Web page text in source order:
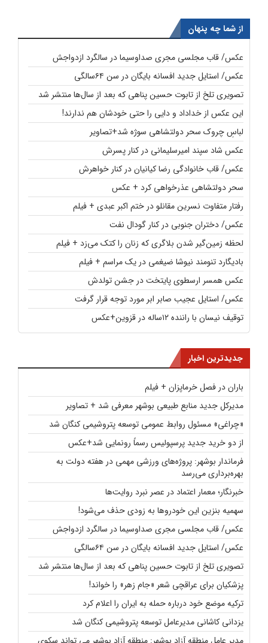
از شما چه پنهان
عکس/ قاب مجلسی مجری صداوسیما در سالگرد ازدواجش
عکس/ استایل جدید افسانه بایگان در سن ۶۴سالگی
تصویری تلخ از تابوت حسین پناهی که بعد از سال‌ها منتشر شد
این عکس از خداداد و دایی را حتی خودشان هم ندارند!
لباسِ چروک سحر دولتشاهی سوژه شد+تصاویر
عکس شاد سپند امیرسلیمانی در کنار پسرش
عکس/ قاب خانوادگی رضا کیانیان در کنار خواهرش
سحر دولتشاهی عذرخواهی کرد + عکس
رفتار متفاوت نسرین مقانلو در ختم اکبر عبدی + فیلم
عکس/ دختران جنوبی در کنار گودال نفت
لحظه زمین‌گیر شدن بلاگری که زنان را کتک می‌زد + فیلم
بادیگارد تنومند نیوشا ضیغمی در یک مراسم + فیلم
عکس همسر ارسطوی پایتخت در جشن تولدش
عکس/ استایل عجیب صابر ابر مورد توجه قرار گرفت
توقیف نیسان با راننده ۱۲ساله در قزوین+عکس
جدیدترین اخبار
باران در فصل خرماپزان + فیلم
مدیرکل جدید منابع طبیعی بوشهر معرفی شد + تصاویر
«چراغی» مسئول روابط عمومی توسعه پتروشیمی کنگان شد
از دو خرید جدید پرسپولیس رسماً رونمایی شد+عکس
فرماندار بوشهر: پروژه‌های ورزشی مهمی در هفته دولت به
بهره‌برداری می‌رسد
خبرنگار؛ معمار اعتماد در عصر نبرد روایت‌ها
سهمیه بنزین این خودروها به زودی حذف می‌شود!
عکس/ قاب مجلسی مجری صداوسیما در سالگرد ازدواجش
عکس/ استایل جدید افسانه بایگان در سن ۶۴سالگی
تصویری تلخ از تابوت حسین پناهی که بعد از سال‌ها منتشر شد
پزشکیان برای عراقچی شعر «جام زهر» را خواند!
ترکیه موضع خود درباره حمله به ایران را اعلام کرد
یزدانی کاشانی مدیرعامل توسعه پتروشیمی کنگان شد